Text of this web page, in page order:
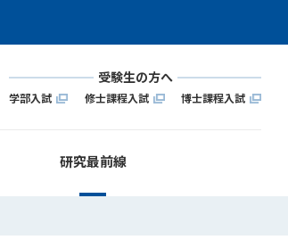
受験生の方へ
学部入試 修士課程入試 博士課程入試
研究最前線